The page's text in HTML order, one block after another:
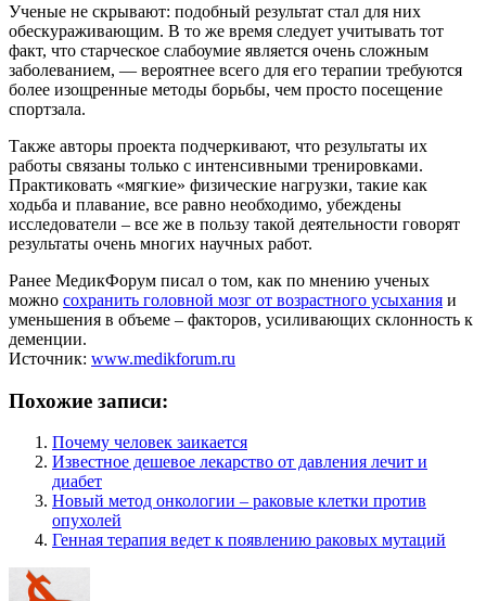
Ученые не скрывают: подобный результат стал для них
обескураживающим. В то же время следует учитывать тот
факт, что старческое слабоумие является очень сложным
заболеванием, — вероятнее всего для его терапии требуются
более изощренные методы борьбы, чем просто посещение
спортзала.
Также авторы проекта подчеркивают, что результаты их
работы связаны только с интенсивными тренировками.
Практиковать «мягкие» физические нагрузки, такие как
ходьба и плавание, все равно необходимо, убеждены
исследователи – все же в пользу такой деятельности говорят
результаты очень многих научных работ.
Ранее МедикФорум писал о том, как по мнению ученых
можно сохранить головной мозг от возрастного усыхания и
уменьшения в объеме – факторов, усиливающих склонность к
деменции.
Источник: www.medikforum.ru
Похожие записи:
Почему человек заикается
Известное дешевое лекарство от давления лечит и
диабет
Новый метод онкологии – раковые клетки против
опухолей
Генная терапия ведет к появлению раковых мутаций